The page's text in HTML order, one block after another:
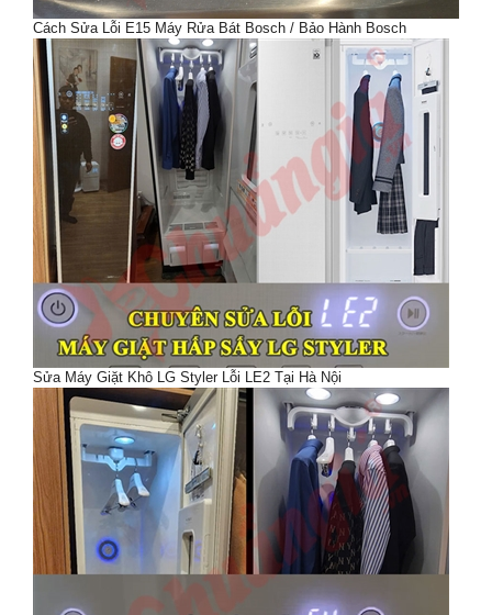
Cách Sửa Lỗi E15 Máy Rửa Bát Bosch / Bảo Hành Bosch
Sửa Máy Giặt Khô LG Styler Lỗi LE2 Tại Hà Nội